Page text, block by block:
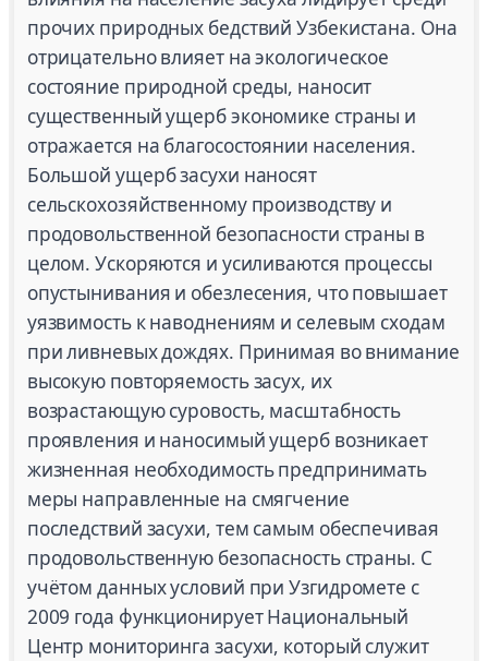
прочих природных бедствий Узбекистана. Она
отрицательно влияет на экологическое
состояние природной среды, наносит
существенный ущерб экономике страны и
отражается на благосостоянии населения.
Большой ущерб засухи наносят
сельскохозяйственному производству и
продовольственной безопасности страны в
целом. Ускоряются и усиливаются процессы
опустынивания и обезлесения, что повышает
уязвимость к наводнениям и селевым сходам
при ливневых дождях. Принимая во внимание
высокую повторяемость засух, их
возрастающую суровость, масштабность
проявления и наносимый ущерб возникает
жизненная необходимость предпринимать
меры направленные на смягчение
последствий засухи, тем самым обеспечивая
продовольственную безопасность страны. С
учётом данных условий при Узгидромете с
2009 года функционирует Национальный
Центр мониторинга засухи, который служит